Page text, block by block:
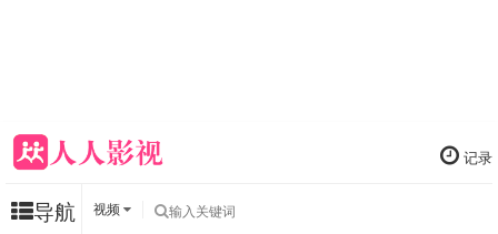
记录
导航 视频